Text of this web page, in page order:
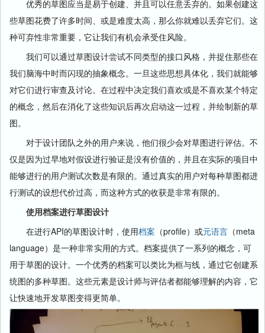
优秀的草图应当是易于创建、并且可以任意丢弃的。如果创建这
些草图花费了许多时间、或是难度太高，那么你就难以丢弃它们。这
种可弃性非常重要，它让我们有机会承受住风险。
我们可以通过草图设计尝试不同类型的接口风格，并捉住那些在
我们脑海中时而闪现的抽象概念。一旦这些思想具体化，我们就能够
对它们进行审查及讨论。在过程中决定我们喜欢或是不喜欢某个特定
的概念，然后在消化了这些知识后再次启动这一过程，并绘制新的草
图。
对于设计团队之外的用户来说，他们很少会对草图进行评估。不
仅是因为过早地对假设进行验证是没有价值的，并且在实际的项目中
能够进行的用户测试次数是有限的。通过真实的用户对每种草图都进
行测试的设想代价过高，而这种方式的收获是非常有限的。
使用档案进行草图设计
在进行API的草图设计时，使用档案 （profile）或元语言 （meta
language）是一种非常实用的方式。档案提供了一系列的概念，可
用于草图的设计。一个优秀的档案可以类比为框与线，通过它创建系
统图的多种草图。这些元素是设计师与评估者都能够理解的内容，它
让快速地开发草图变得更简单。